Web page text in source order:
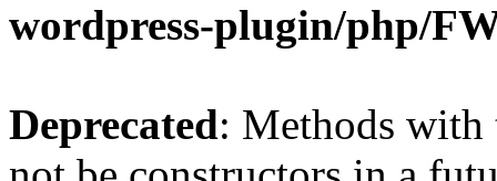
wordpress-plugin/php/
Deprecated: Methods with